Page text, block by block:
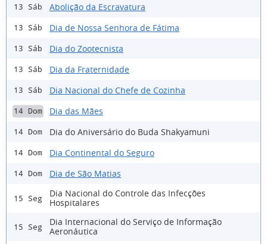
13 Sáb Abolição da Escravatura
13 Sáb Dia de Nossa Senhora de Fátima
13 Sáb Dia do Zootecnista
13 Sáb Dia da Fraternidade
13 Sáb Dia Nacional do Chefe de Cozinha
14 Dom Dia das Mães
14 Dom Dia do Aniversário do Buda Shakyamuni
14 Dom Dia Continental do Seguro
14 Dom Dia de São Matias
15 Seg
Dia Nacional do Controle das Infecções
Hospitalares
15 Seg
Dia Internacional do Serviço de Informação
Aeronáutica